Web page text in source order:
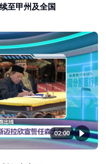
至甲州及全国
02:00